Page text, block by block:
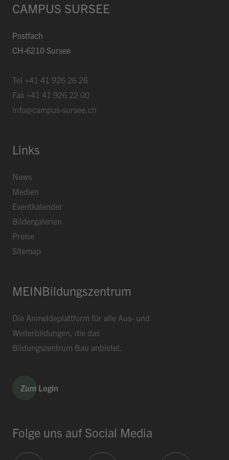
CAMPUS SURSEE
Postfach
CH-6210 Sursee
Tel +41 41 926 26 26
Fax +41 41 926 22 00
info@campus-sursee.ch
Links
News
Medien
Eventkalender
Bildergalerien
Preise
Sitemap
MEINBildungszentrum
Die Anmeldeplattform für alle Aus- und
Weiterbildungen, die das
Bildungszentrum Bau anbietet.
Zum Login
Folge uns auf Social Media